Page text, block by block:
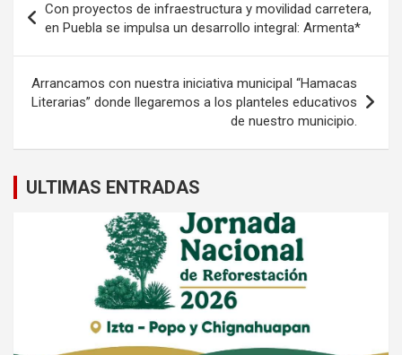
de
entradas
Con proyectos de infraestructura y movilidad carretera,
en Puebla se impulsa un desarrollo integral: Armenta*
Arrancamos con nuestra iniciativa municipal “Hamacas
Literarias” donde llegaremos a los planteles educativos
de nuestro municipio.
ULTIMAS ENTRADAS